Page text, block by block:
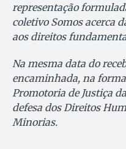
representação
coletivo Somos acerca
aos direitos
Na mesma data do
encaminhada, na forma
Promotoria de Justiça
defesa dos Direitos
Minorias.